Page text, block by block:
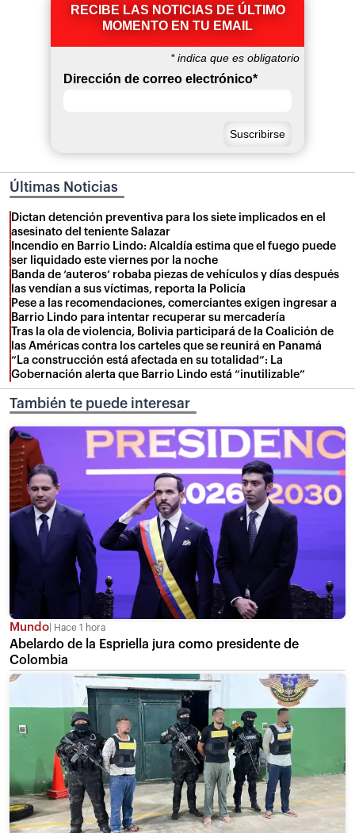
RECIBE LAS NOTICIAS DE ÚLTIMO
MOMENTO EN TU EMAIL
*indica que es obligatorio
Dirección de correo electrónico*
Últimas Noticias
Dictan detención preventiva para los siete implicados en el
asesinato del teniente Salazar
Incendio en Barrio Lindo: Alcaldía estima que el fuego puede
ser liquidado este viernes por la noche
Banda de ‘auteros’ robaba piezas de vehículos y días después
las vendían a sus víctimas, reporta la Policía
Pese a las recomendaciones, comerciantes exigen ingresar a
Barrio Lindo para intentar recuperar su mercadería
Tras la ola de violencia, Bolivia participará de la Coalición de
las Américas contra los carteles que se reunirá en Panamá
“La construcción está afectada en su totalidad”: La
Gobernación alerta que Barrio Lindo está “inutilizable”
También te puede interesar
Mundo Hace 1 hora
Abelardo de la Espriella jura como presidente de
Colombia